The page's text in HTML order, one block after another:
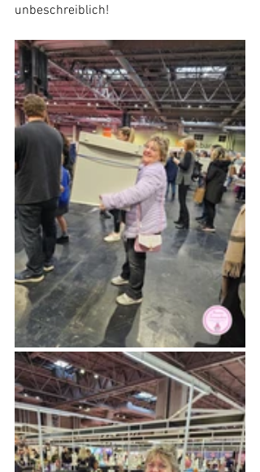
unbeschreiblich!